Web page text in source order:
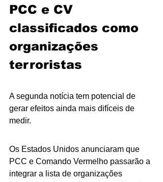
PCC e CV
classificados como
organizações
terroristas
A segunda notícia tem potencial de
gerar efeitos ainda mais difíceis de
medir.
Os Estados Unidos anunciaram que
PCC e Comando Vermelho passarão a
integrar a lista de organizações